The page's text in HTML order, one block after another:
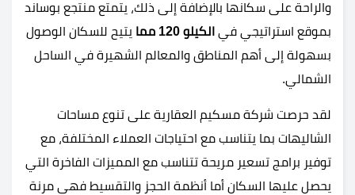
والراحة على سكانها بالإضافة إلى ذلك، يتمتع منتجع بوساند
بموقع استراتيجي في الكيلو 120 مما
يتيح للسكان الوصول
بسهولة إلى أهم المناطق والمعالم الشهيرة في الساحل
الشمالي.
لقد حرصت شركة مسكيم العقارية على تنوع مساحات
الشاليهات بما يتناسب مع احتياجات العملاء المختلفة، مع
توفير برامج تسعير مريحة تتناسب مع المميزات الفاخرة التي
يحصل عليها السكان أما أنظمة الحجز والتقسيط فهي مرنة